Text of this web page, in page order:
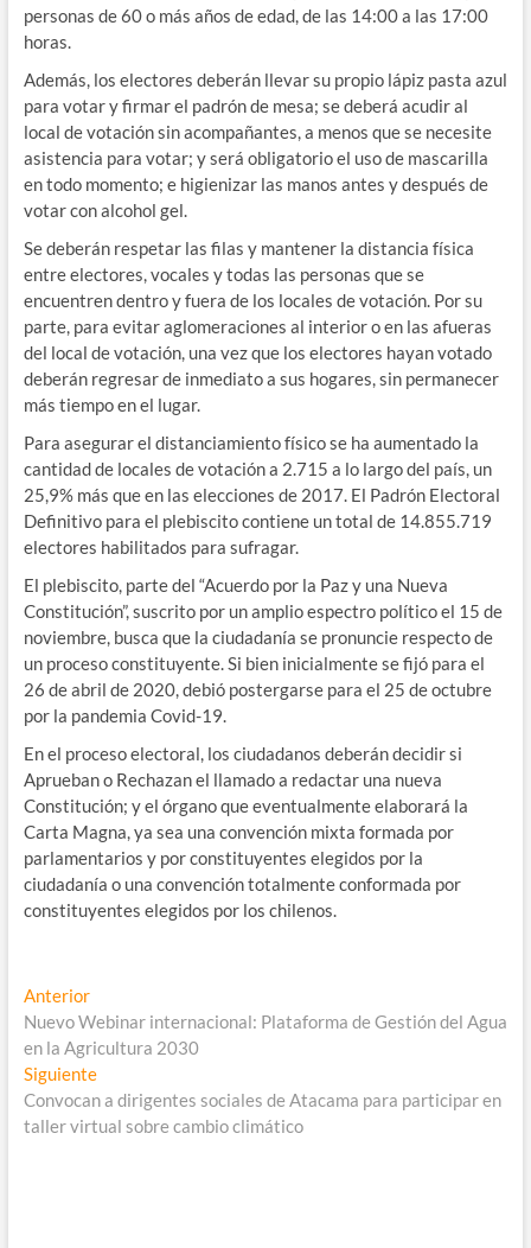
personas de 60 o más años de edad, de las 14:00 a las 17:00
horas.
Además, los electores deberán llevar su propio lápiz pasta azul
para votar y firmar el padrón de mesa; se deberá acudir al
local de votación sin acompañantes, a menos que se necesite
asistencia para votar; y será obligatorio el uso de mascarilla
en todo momento; e higienizar las manos antes y después de
votar con alcohol gel.
Se deberán respetar las filas y mantener la distancia física
entre electores, vocales y todas las personas que se
encuentren dentro y fuera de los locales de votación. Por su
parte, para evitar aglomeraciones al interior o en las afueras
del local de votación, una vez que los electores hayan votado
deberán regresar de inmediato a sus hogares, sin permanecer
más tiempo en el lugar.
Para asegurar el distanciamiento físico se ha aumentado la
cantidad de locales de votación a 2.715 a lo largo del país, un
25,9% más que en las elecciones de 2017. El Padrón Electoral
Definitivo para el plebiscito contiene un total de 14.855.719
electores habilitados para sufragar.
El plebiscito, parte del “Acuerdo por la Paz y una Nueva
Constitución”, suscrito por un amplio espectro político el 15 de
noviembre, busca que la ciudadanía se pronuncie respecto de
un proceso constituyente. Si bien inicialmente se fijó para el
26 de abril de 2020, debió postergarse para el 25 de octubre
por la pandemia Covid-19.
En el proceso electoral, los ciudadanos deberán decidir si
Aprueban o Rechazan el llamado a redactar una nueva
Constitución; y el órgano que eventualmente elaborará la
Carta Magna, ya sea una convención mixta formada por
parlamentarios y por constituyentes elegidos por la
ciudadanía o una convención totalmente conformada por
constituyentes elegidos por los chilenos.
Navegación
de
entradas
AnteriorEntrada
anterior:
Nuevo Webinar internacional: Plataforma de Gestión del Agua
en la Agricultura 2030
SiguienteEntrada
siguiente:
Convocan a dirigentes sociales de Atacama para participar en
taller virtual sobre cambio climático